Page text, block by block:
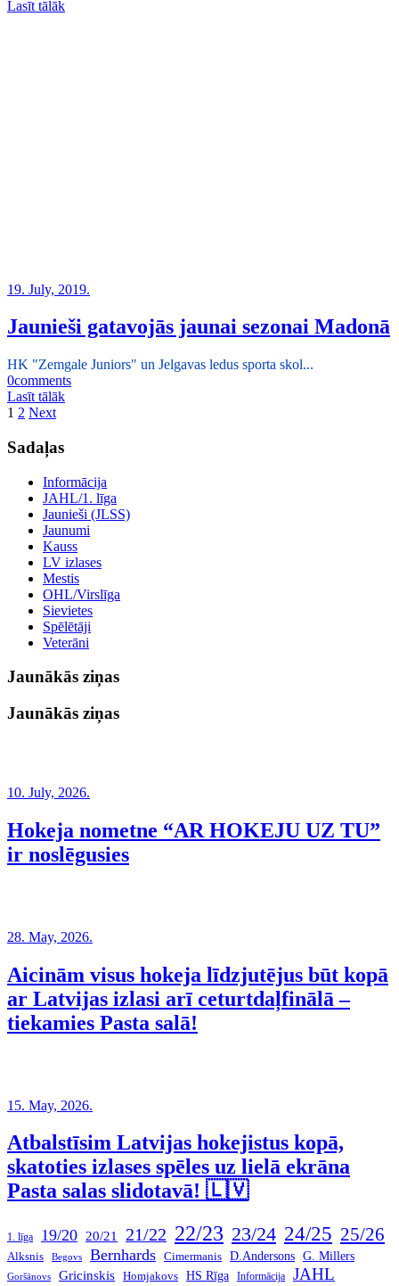
Lasīt tālāk
19. July, 2019.
Jaunieši gatavojās jaunai sezonai Madonā
HK "Zemgale Juniors" un Jelgavas ledus sporta skol...
0comments
Lasīt tālāk
1 2 Next
Sadaļas
Informācija
JAHL/1. līga
Jaunieši (JLSS)
Jaunumi
Kauss
LV izlases
Mestis
OHL/Virslīga
Sievietes
Spēlētāji
Veterāni
Jaunākās ziņas
Jaunākās ziņas
10. July, 2026.
Hokeja nometne “AR HOKEJU UZ TU”
ir noslēgusies
28. May, 2026.
Aicinām visus hokeja līdzjutējus būt kopā
ar Latvijas izlasi arī ceturtdaļfinālā –
tiekamies Pasta salā!
15. May, 2026.
Atbalstīsim Latvijas hokejistus kopā,
skatoties izlases spēles uz lielā ekrāna
Pasta salas slidotavā! 🇱🇻
1. līga 19/20 20/21 21/22 22/23 23/24 24/25 25/26
Alksnis Begovs Bernhards Cimermanis D.Andersons G. Millers
Goršānovs Gricinskis Homjakovs HS Rīga Informācija JAHL